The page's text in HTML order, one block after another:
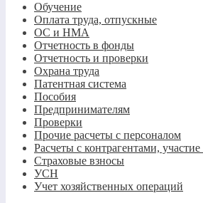
Обучение
Оплата труда, отпускные
ОС и НМА
Отчетность в фонды
Отчетность и проверки
Охрана труда
Патентная система
Пособия
Предпринимателям
Проверки
Прочие расчеты с персоналом
Расчеты с контрагентами, участие
Страховые взносы
УСН
Учет хозяйственных операций